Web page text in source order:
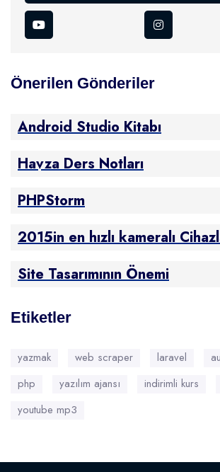
Önerilen Gönderiler
Android Studio Kitabı
Havza Ders Notları
PHPStorm
2015in en hızlı kameralı
Site Tasarımının Önemi
Etiketler
yazmak web scraper laravel
php
yazılım ajansı indirimli kurs
youtube mp3